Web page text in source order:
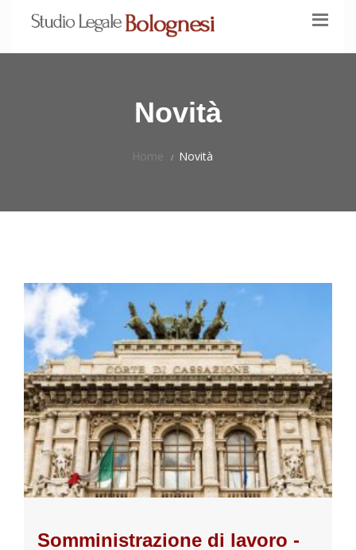
Novità
Home Novità
Somministrazione di lavoro -